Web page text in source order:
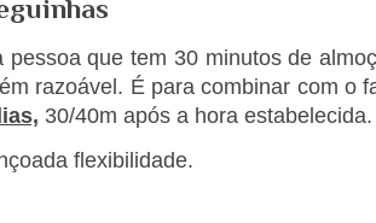
pessoa que tem 30 minutos de
razoável. É para combinar com o
30/40m após a hora
flexibilidade.